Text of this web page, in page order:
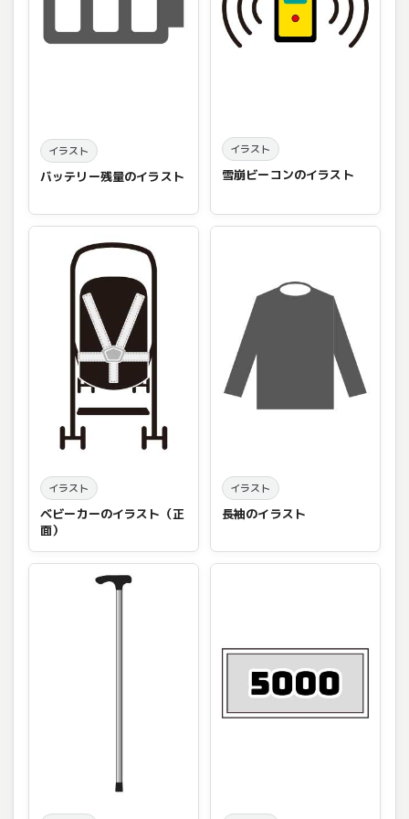
イラスト
バッテリー残量のイラスト
イラスト
雪崩ビーコンのイラスト
イラスト
ベビーカーのイラスト（正
面）
イラスト
長袖のイラスト